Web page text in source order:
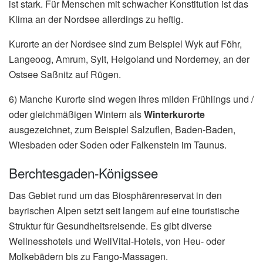
ist stark. Für Menschen mit schwacher Konstitution ist das
Klima an der Nordsee allerdings zu heftig.
Kurorte an der Nordsee sind zum Beispiel Wyk auf Föhr,
Langeoog, Amrum, Sylt, Helgoland und Norderney, an der
Ostsee Saßnitz auf Rügen.
6) Manche Kurorte sind wegen ihres milden Frühlings und /
oder gleichmäßigen Wintern alsWinterkurorte
ausgezeichnet, zum Beispiel Salzuflen, Baden-Baden,
Wiesbaden oder Soden oder Falkenstein im Taunus.
Berchtesgaden-Königssee
Das Gebiet rund um das Biosphärenreservat in den
bayrischen Alpen setzt seit langem auf eine touristische
Struktur für Gesundheitsreisende. Es gibt diverse
Wellnesshotels und WellVital-Hotels, von Heu- oder
Molkebädern bis zu Fango-Massagen.